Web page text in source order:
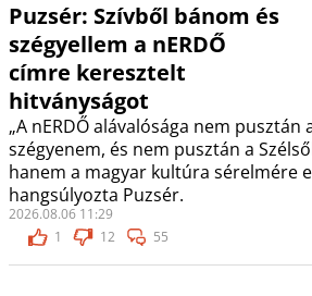
Puzsér: Szívből bánom és
szégyellem a nERDŐ
címre keresztelt
hitványságot
„A nERDŐ alávalósága nem pusztán
szégyenem, és nem pusztán a
hanem a magyar kultúra sérelmére
hangsúlyozta Puzsér.
2026.08.06 11:29
1
12 55